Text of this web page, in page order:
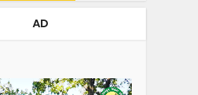
AD